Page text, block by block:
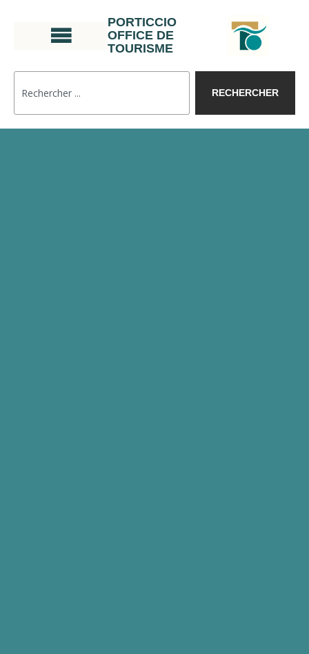
PORTICCIO
OFFICE DE
TOURISME
RECHERCHER